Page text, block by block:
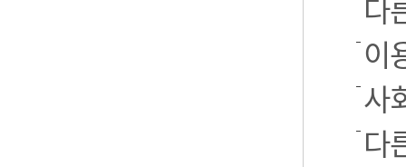
다
이
사
다